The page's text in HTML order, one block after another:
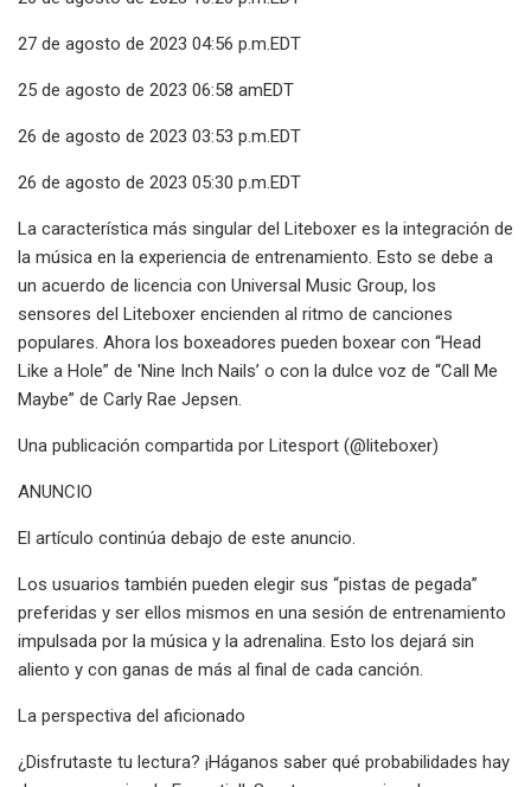
27 de agosto de 2023 04:56 p.m.EDT
25 de agosto de 2023 06:58 amEDT
26 de agosto de 2023 03:53 p.m.EDT
26 de agosto de 2023 05:30 p.m.EDT
La característica más singular del Liteboxer es la integración de
la música en la experiencia de entrenamiento. Esto se debe a
un acuerdo de licencia con Universal Music Group, los
sensores del Liteboxer encienden al ritmo de canciones
populares. Ahora los boxeadores pueden boxear con “Head
Like a Hole” de 'Nine Inch Nails’ o con la dulce voz de “Call Me
Maybe” de Carly Rae Jepsen.
Una publicación compartida por Litesport (@liteboxer)
ANUNCIO
El artículo continúa debajo de este anuncio.
Los usuarios también pueden elegir sus “pistas de pegada”
preferidas y ser ellos mismos en una sesión de entrenamiento
impulsada por la música y la adrenalina. Esto los dejará sin
aliento y con ganas de más al final de cada canción.
La perspectiva del aficionado
¿Disfrutaste tu lectura? ¡Háganos saber qué probabilidades hay